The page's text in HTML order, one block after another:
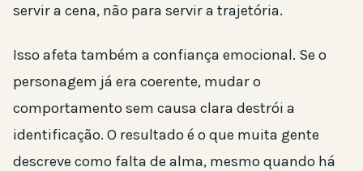
servir a cena, não para servir a trajetória.
Isso afeta também a confiança emocional. Se o
personagem já era coerente, mudar o
comportamento sem causa clara destrói a
identificação. O resultado é o que muita gente
descreve como falta de alma, mesmo quando há